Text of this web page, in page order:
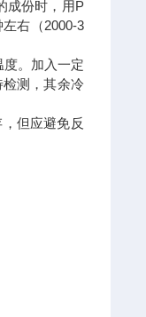
成份时，用P
右（2000-3
。加入一定
测，其余冷
但应避免反